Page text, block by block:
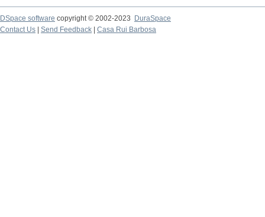
DSpace software copyright © 2002-2023
DuraSpace
Contact Us
Send Feedback Casa Rui Barbosa